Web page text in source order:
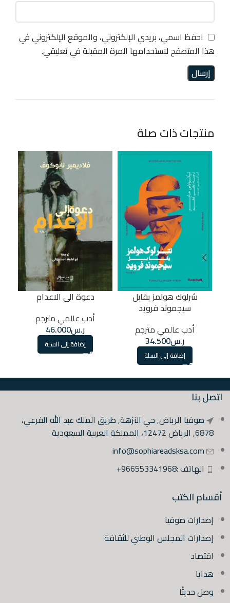
احفظ اسمي، بريدي الإلكتروني، والموقع الإلكتروني في
هذا المتصفح لاستخدامها المرة المقبلة في تعليقي.
منتجات ذات صلة
شرلوك هولمز يقابل
سيجموند فرويد
أدب عالمي مترجم
ر.س34.500
إضافة إلى السلة
دعوة الى الاعدام
أدب عالمي مترجم
ر.س46.000
إضافة إلى السلة
اتصل بنا
صوفيا الرياض, حي النزهة, طريق الملك عبد الله الفرعي،
6878, الرياض 12472، المملكة العربية السعودية
info@sophiareadsksa.com
الهاتف :966553341968+
أقسام الكتب
إصدارات صوفيا
إصدارات المجلس الوطني للثقافة
اقتصاد
هدايا
وصل حديثًا